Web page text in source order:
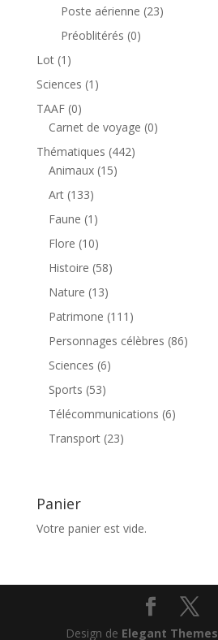
Poste aérienne 2323
Préoblitérés 00
Lot 1 1
produit
Sciences 1 1
TAAF 00
produit
Carnet de voyage 00
Thématiques 442442
Animaux 1515
Art 133133
produits
Faune 1 1
produit
Flore 1010
produits
Histoire 5858
Nature 1313
produits
Patrimone 111 111
produits
Personnages célèbres 8686
Sciences 66
Sports 5353
produits
Télécommunications 66
Transport 2323
Panier
Votre panier est vide.
Design de Elegant Themes